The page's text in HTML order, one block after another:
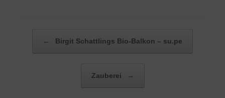
← Birgit Schattlings Bio-Balkon – su.pe
Zauberei →